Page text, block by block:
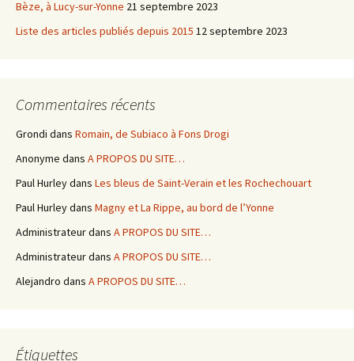
Bèze, à Lucy-sur-Yonne 21 septembre 2023
Liste des articles publiés depuis 2015 12 septembre 2023
Commentaires récents
Grondi dans Romain, de Subiaco à Fons Drogi
Anonyme dans A PROPOS DU SITE…
Paul Hurleydans Les bleus de Saint-Verain et les Rochechouart
Paul Hurleydans Magny et La Rippe, au bord de l’Yonne
Administrateurdans A PROPOS DU SITE…
Administrateurdans A PROPOS DU SITE…
Alejandro dans A PROPOS DU SITE…
Étiquettes